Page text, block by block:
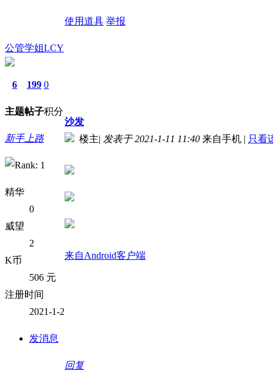
使用道具 举报
公管学姐LCY
6
主题
199
帖子
0
积分
新手上路
精华
0
威望
2
K币
506 元
注册时间
2021-1-2
发消息
沙发
楼主| 发表于 2021-1-11 11:40 来自手机 | 只看
来自Android客户端
回复